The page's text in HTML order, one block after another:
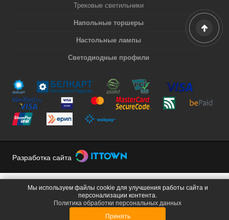
Трековые светильники
Напольные торшеры
Настольные лампы
Светодиодные профили
Разработка сайта
Мы используем файлы cookie для улучшения работы сайта и
персонализации контента.
Политика обработки персональных данных
Принять